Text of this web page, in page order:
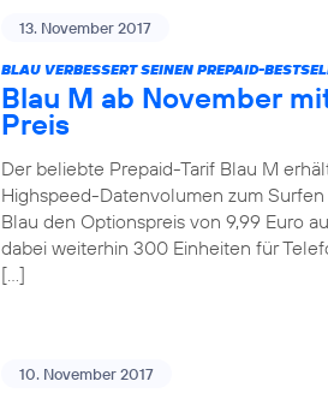
13. November 2017
BLAU VERBESSERT SEINEN PREPAID-
Blau M ab November
Preis
Der beliebte Prepaid-Tarif Blau M
Highspeed-Datenvolumen zum Surfen
Blau den Optionspreis von 9,99 Euro
dabei weiterhin 300 Einheiten für
[…]
10. November 2017